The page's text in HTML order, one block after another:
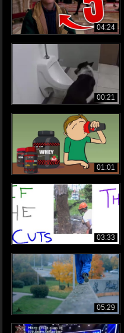
04:24
00:21
01:01
03:33
05:29